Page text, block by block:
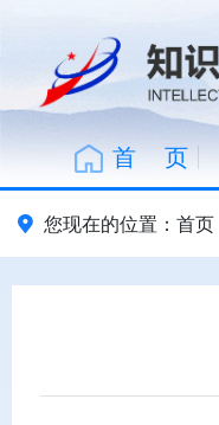
首 页
您现在的位置： 首页